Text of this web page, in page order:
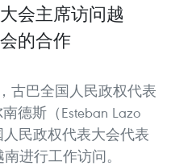
会主席访问越
的合作
古巴全国人民政权代表
德斯（Esteban Lazo
民政权代表大会代表
进行工作访问。